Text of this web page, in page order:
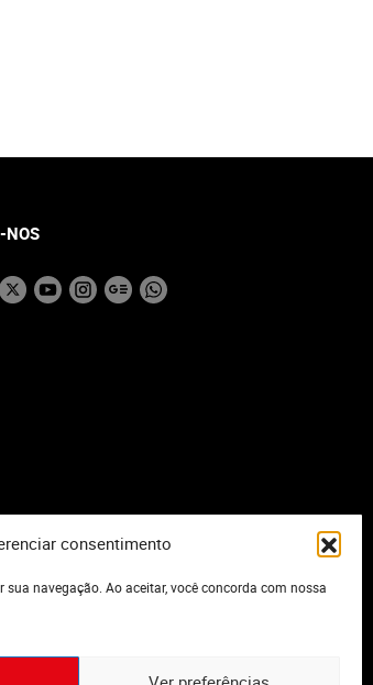
consentimento
navegação. Ao aceitar, você concorda com nossa
NOS